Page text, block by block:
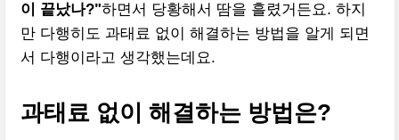
이 끝났나?"하면서 당황해서 땀을 흘렸거든요. 하지
만 다행히도 과태료 없이 해결하는 방법을 알게 되면
서 다행이라고 생각했는데요.
과태료 없이 해결하는 방법은?